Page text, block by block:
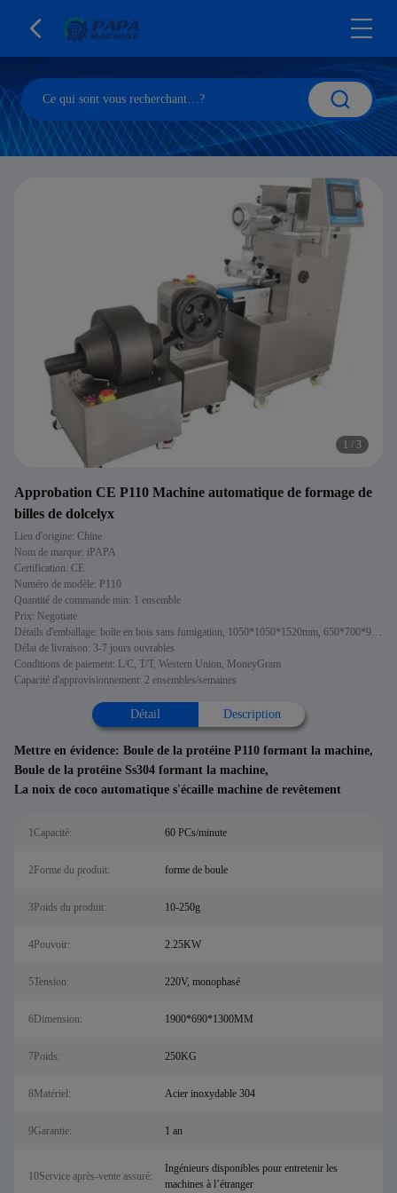
1 / 3
Approbation CE P110 Machine automatique de formage de
billes de dolcelyx
Lieu d'origine: Chine
Nom de marque: iPAPA
Certification: CE
Numéro de modèle: P110
Quantité de commande min: 1 ensemble
Prix: Negotiate
Détails d'emballage: boîte en bois sans fumigation, 1050*1050*1520mm, 650*700*900mm
Délai de livraison: 3-7 jours ouvrables
Conditions de paiement: L/C, T/T, Western Union, MoneyGram
Capacité d'approvisionnement: 2 ensembles/semaines
Détail Description
Mettre en évidence: Boule de la protéine P110 formant la machine,
Boule de la protéine Ss304 formant la machine,
La noix de coco automatique s'écaille machine de revêtement
1Capacité: 60 PCs/minute
2Forme du produit: forme de boule
3Poids du produit: 10-250g
4Pouvoir: 2.25KW
5Tension: 220V, monophasé
6Dimension: 1900*690*1300MM
7Poids: 250KG
8Matériel: Acier inoxydable 304
9Garantie: 1 an
10Service après-vente assuré:
Ingénieurs disponibles pour entretenir les
machines à l’étranger